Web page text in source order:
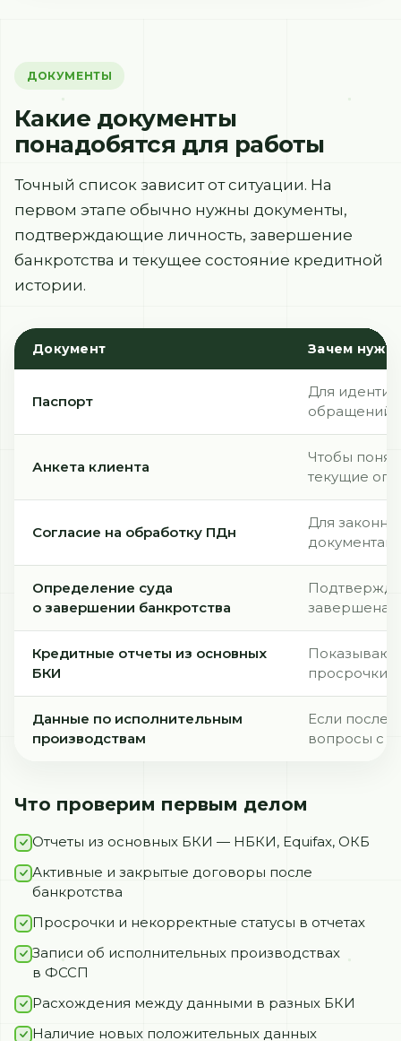
ДОКУМЕНТЫ
Какие документы
понадобятся для работы
Точный список зависит от ситуации. На
первом этапе обычно нужны документы,
подтверждающие личность, завершение
банкротства и текущее состояние кредитной
истории.
Документ Зачем
Паспорт
Для
обращений
Анкета клиента
Чтобы
текущие
Согласие на обработку ПДн
Для
Определение суда
о завершении банкротства
завершена
Кредитные отчеты из основных
БКИ
просрочки,
Данные по исполнительным
производствам
Если после
вопросы с
Что проверим первым делом
Отчеты из основных БКИ — НБКИ, Equifax, ОКБ
Активные и закрытые договоры после
банкротства
Просрочки и некорректные статусы в отчетах
Записи об исполнительных производствах
в ФССП
Расхождения между данными в разных БКИ
Наличие новых положительных данных